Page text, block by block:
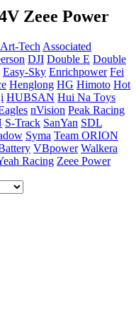
Zeee Power
Art-Tech Associated
DJI Double E Double
Easy-Sky Enrichpower Fei
Henglong HG Himoto Hot
HUBSAN Hui Na Toys
nVision Peak Racing
S-Track SanYan SDL
Syma Team ORION
VBpower Walkera
Racing Zeee Power